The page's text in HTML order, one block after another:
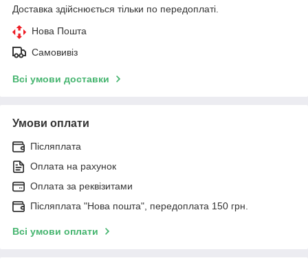
Доставка здійснюється тільки по передоплаті.
Нова Пошта
Самовивіз
Всі умови доставки
Умови оплати
Післяплата
Оплата на рахунок
Оплата за реквізитами
Післяплата "Нова пошта", передоплата 150 грн.
Всі умови оплати